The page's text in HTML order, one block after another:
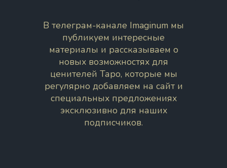
В телеграм-канале Imaginum мы
публикуем интересные
материалы и рассказываем о
новых возможностях для
ценителей Таро, которые мы
регулярно добавляем на сайт и
специальных предложениях
эксклюзивно для наших
подписчиков.